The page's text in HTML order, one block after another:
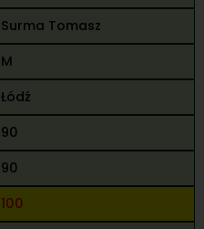
Surma Tomasz
M
Łódź
90
90
100